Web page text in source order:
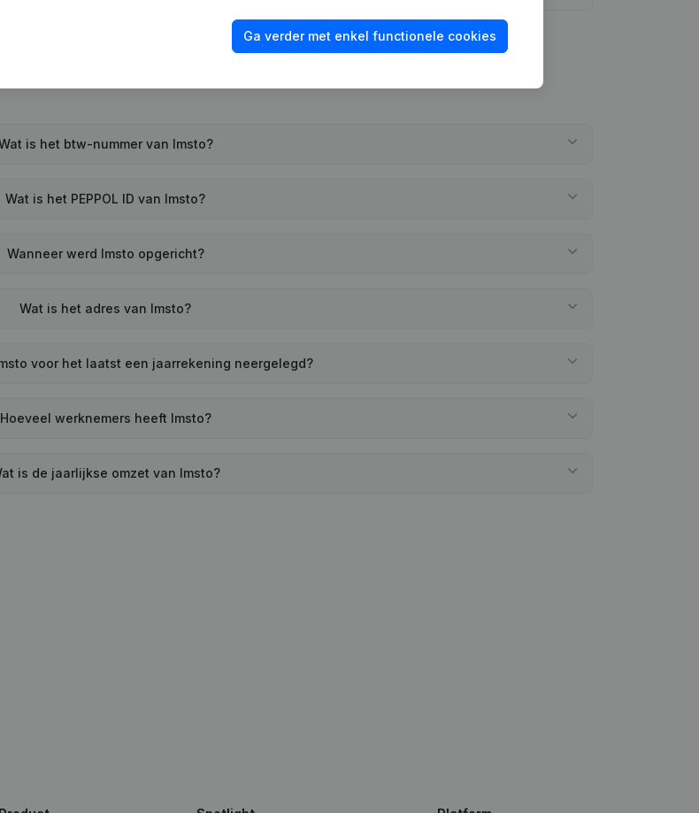
is het btw-nummer van Imsto?
Wat is het PEPPOL ID van Imsto?
Wanneer werd Imsto opgericht?
Wat is het adres van Imsto?
voor het laatst een jaarrekening neergelegd?
Hoeveel werknemers heeft Imsto?
is de jaarlijkse omzet van Imsto?
Ga verder met enkel functionele cookies